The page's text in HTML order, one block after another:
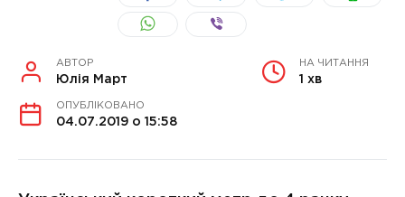
АВТОР
Юлія Март
НА ЧИТАННЯ
1 хв
ОПУБЛІКОВАНО
04.07.2019 о 15:58